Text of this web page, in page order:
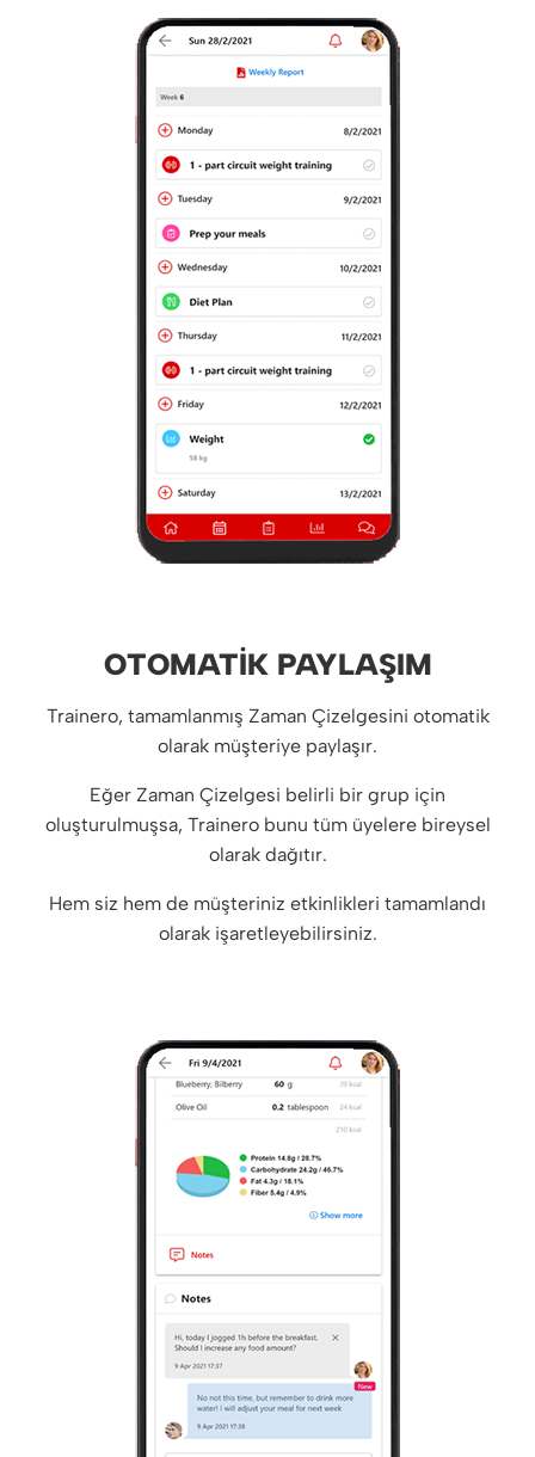
OTOMATIK PAYLAŞIM
Trainero, tamamlanmış Zaman Çizelgesini otomatik
olarak müşteriye paylaşır.
Eğer Zaman Çizelgesi belirli bir grup için
oluşturulmuşsa, Trainero bunu tüm üyelere bireysel
olarak dağıtır.
Hem siz hem de müşteriniz etkinlikleri tamamlandı
olarak işaretleyebilirsiniz.